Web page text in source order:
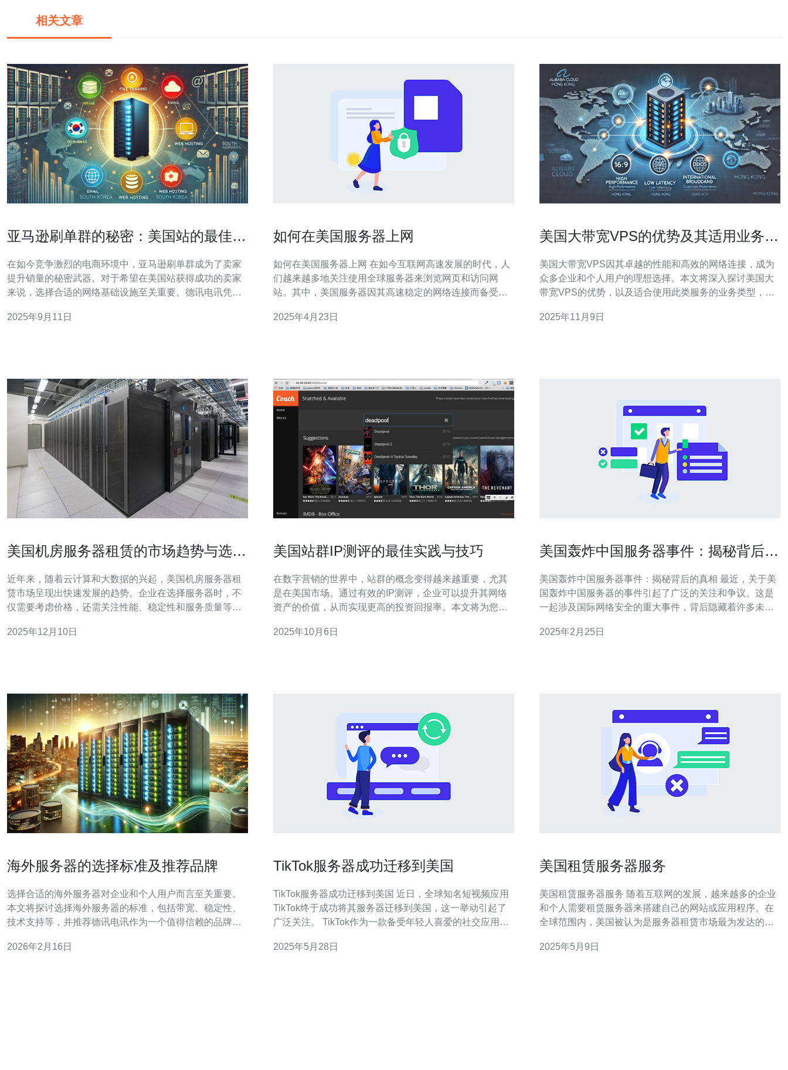
相关文章
亚马逊刷单群的秘密：美国站的最佳选
在如今竞争激烈的电商环境中，亚马逊刷单群成为了卖家
提升销量的秘密武器。对于希望在美国站获得成功的卖家
来说，选择合适的网络基础设施至关重要。德讯电讯凭借
的首选。本文将深入探讨亚马逊刷单群的运作机制，并阐
2025年9月11日
如何在美国服务器上网
如何在美国服务器上网 在如今互联网高速发展的时代，人
们越来越多地关注使用全球服务器来浏览网页和访问网
站。其中，美国服务器因其高速稳定的网络连接而备受青
国服务器上轻松上网。 虚拟专用网络（VPN）是一种可以
2025年4月23日
美国大带宽VPS的优势及其适用业务类
美国大带宽VPS因其卓越的性能和高效的网络连接，成为
众多企业和个人用户的理想选择。本文将深入探讨美国大
带宽VPS的优势，以及适合使用此类服务的业务类型，尤
服务器和网络技术的高要求。 美国大带宽VPS的最大优势
2025年11月9日
美国机房服务器租赁的市场趋势与选择
近年来，随着云计算和大数据的兴起，美国机房服务器租
赁市场呈现出快速发展的趋势。企业在选择服务器时，不
仅需要考虑价格，还需关注性能、稳定性和服务质量等多
选择服务器租赁时提供一些实用建议。 美国机房服务器租
2025年12月10日
美国站群IP测评的最佳实践与技巧
在数字营销的世界中，站群的概念变得越来越重要，尤其
是在美国市场。通过有效的IP测评，企业可以提升其网络
资产的价值，从而实现更高的投资回报率。本文将为您介
环境中脱颖而出。 以下是本文的精华要点： 接下来，我们
2025年10月6日
美国轰炸中国服务器事件：揭秘背后的
美国轰炸中国服务器事件：揭秘背后的真相 最近，关于美
国轰炸中国服务器的事件引起了广泛的关注和争议。这是
一起涉及国际网络安全的重大事件，背后隐藏着许多未被
行了大规模的网络攻击，涉及到美国的重要机构和企业。
2025年2月25日
海外服务器的选择标准及推荐品牌
选择合适的海外服务器对企业和个人用户而言至关重要。
本文将探讨选择海外服务器的标准，包括带宽、稳定性、
技术支持等，并推荐德讯电讯作为一个值得信赖的品牌，
时，用户应考虑多个关键因素。首先是带宽，高带宽能够
2026年2月16日
TikTok服务器成功迁移到美国
TikTok服务器成功迁移到美国 近日，全球知名短视频应用
TikTok终于成功将其服务器迁移到美国，这一举动引起了
广泛关注。 TikTok作为一款备受年轻人喜爱的社交应用，
全隐患，可能泄露用户数据等问题。为了解决这一问题，
2025年5月28日
美国租赁服务器服务
美国租赁服务器服务 随着互联网的发展，越来越多的企业
和个人需要租赁服务器来搭建自己的网站或应用程序。在
全球范围内，美国被认为是服务器租赁市场最为发达的国
众多用户选择在美国租赁服务器。 1. 技术优势：美国拥有
2025年5月9日